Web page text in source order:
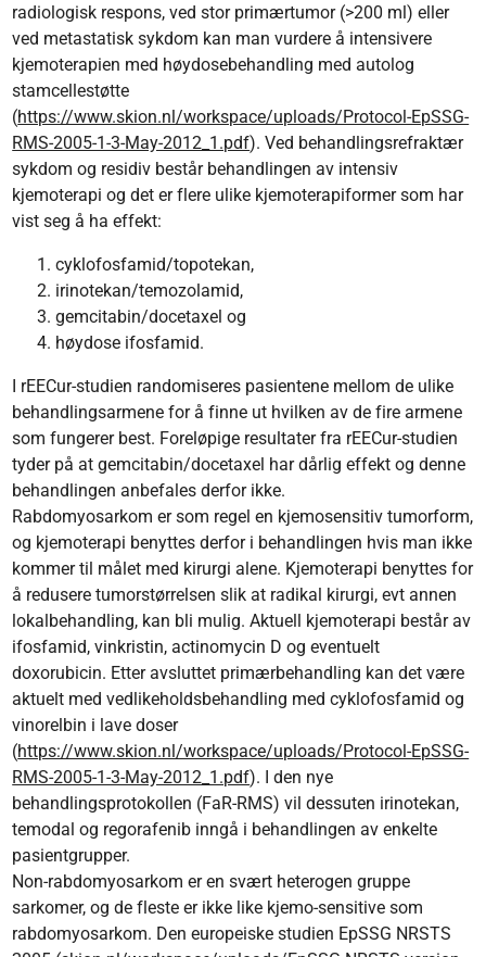
radiologisk respons, ved stor primærtumor (>200 ml) eller
ved metastatisk sykdom kan man vurdere å intensivere
kjemoterapien med høydosebehandling med autolog
stamcellestøtte
(https://www.skion.nl/workspace/uploads/Protocol-EpSSG-
RMS-2005-1-3-May-2012_1.pdf). Ved behandlingsrefraktær
sykdom og residiv består behandlingen av intensiv
kjemoterapi og det er flere ulike kjemoterapiformer som har
vist seg å ha effekt:
cyklofosfamid/topotekan,
irinotekan/temozolamid,
gemcitabin/​docetaxel og
høydose ifosfamid.
I rEECur-studien randomiseres pasientene mellom de ulike
behandlingsarmene for å finne ut hvilken av de fire armene
som fungerer best. Foreløpige resultater fra rEECur-studien
tyder på at gemcitabin/docetaxel har dårlig effekt og denne
behandlingen anbefales derfor ikke.
Rabdomyosarkom er som regel en kjemosensitiv tumorform,
og kjemoterapi benyttes derfor i behandlingen hvis man ikke
kommer til målet med kirurgi alene. Kjemoterapi benyttes for
å redusere tumorstørrelsen slik at radikal kirurgi, evt annen
lokalbehandling, kan bli mulig. Aktuell kjemoterapi består av
ifosfamid, vinkristin, actinomycin D og eventuelt
doxorubicin. Etter avsluttet primærbehandling kan det være
aktuelt med vedlikeholdsbehandling med cyklofosfamid og
vinorelbin i lave doser
(https://www.skion.nl/workspace/uploads/Protocol-EpSSG-
RMS-2005-1-3-May-2012_1.pdf). I den nye
behandlingsprotokollen (FaR-RMS) vil dessuten irinotekan,
temodal og regorafenib inngå i behandlingen av enkelte
pasientgrupper.
Non-rabdomyosarkom er en svært heterogen gruppe
sarkomer, og de fleste er ikke like kjemo-sensitive som
rabdomyosarkom. Den europeiske studien EpSSG NRSTS